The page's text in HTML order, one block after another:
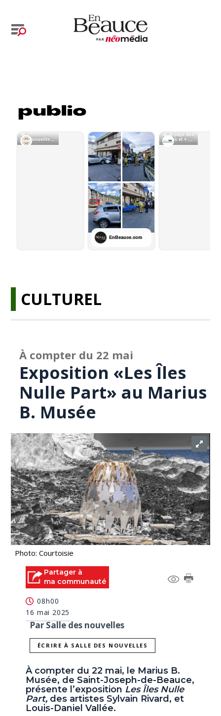
CULTUREL
À compter du 22 mai
Exposition «Les Îles
Nulle Part» au Marius
B. Musée
Photo: Courtoisie
Partager à
ma communauté
08h00
16 mai 2025
Par Salle des nouvelles
ÉCRIRE À SALLE DES NOUVELLES
À compter du 22 mai, le Marius B.
Musée, de Saint-Joseph-de-Beauce,
présente l’exposition Les Îles Nulle
Part, des artistes Sylvain Rivard, et
Louis-Daniel Vallée.